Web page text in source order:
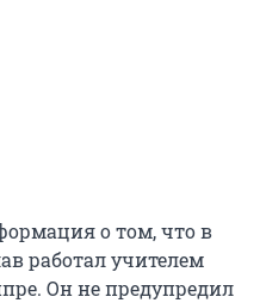
о том, что в
работал учителем
Он не предупредил